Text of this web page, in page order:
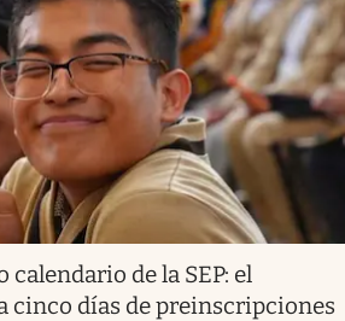
calendario de la SEP: el
cinco días de preinscripciones